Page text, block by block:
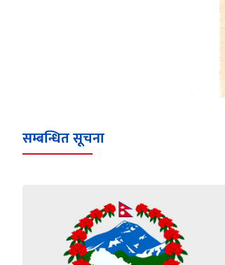
सम्बन्धित सूचना